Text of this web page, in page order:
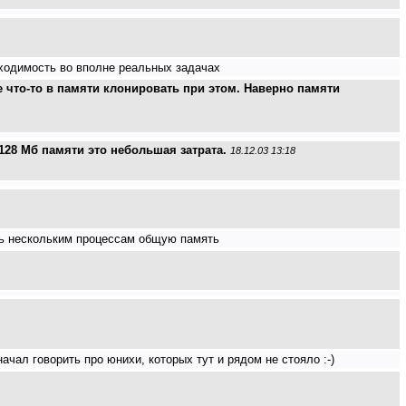
во вполне реальных задачах
что-то в памяти клонировать при этом. Наверно памяти
Мб памяти это небольшая затрата. 18.12.03 13:18
нескольким процессам общую память
говорить про юнихи, которых тут и рядом не стояло :-)